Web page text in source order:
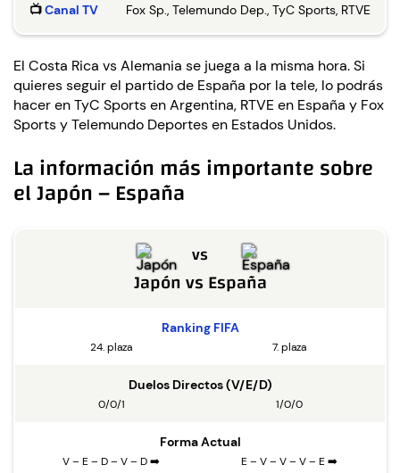
📺Canal TV Fox Sp., Telemundo Dep., TyC Sports, RTVE
El Costa Rica vs Alemania se juega a la misma hora. Si
quieres seguir el partido de España por la tele, lo podrás
hacer en TyC Sports en Argentina, RTVE en España y Fox
Sports y Telemundo Deportes en Estados Unidos.
La información más importante sobre
el Japón – España
vs
JapónvsEspaña
Ranking FIFA
24. plaza 7. plaza
Duelos Directos (V/E/D)
0/0/1 1/0/0
Forma Actual
V – E – D – V – D ➡️ E – V – V – V – E ➡️